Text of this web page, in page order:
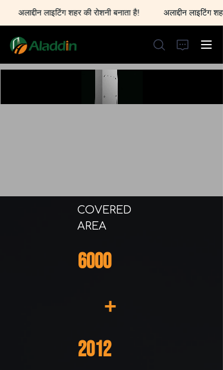
अलाद्दीन लाइटिंग शहर की रोशनी बनाता है!
अलाद्दीन लाइटिंग शहर
अलाद्दीन लाइटिंग शहर की
रोशनी बनाता है!
6000
+
COVERED
AREA
2012
होम
हमसे संपर्क करें